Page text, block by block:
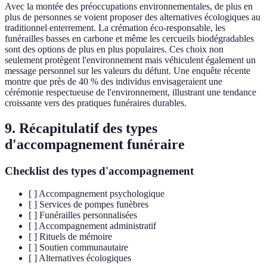
Avec la montée des préoccupations environnementales, de plus en
plus de personnes se voient proposer des alternatives écologiques au
traditionnel enterrement. La crémation éco-responsable, les
funérailles basses en carbone et même les cercueils biodégradables
sont des options de plus en plus populaires. Ces choix non
seulement protègent l'environnement mais véhiculent également un
message personnel sur les valeurs du défunt. Une enquête récente
montre que près de 40 % des individus envisageraient une
cérémonie respectueuse de l'environnement, illustrant une tendance
croissante vers des pratiques funéraires durables.
9. Récapitulatif des types
d'accompagnement funéraire
Checklist des types d'accompagnement
[ ] Accompagnement psychologique
[ ] Services de pompes funèbres
[ ] Funérailles personnalisées
[ ] Accompagnement administratif
[ ] Rituels de mémoire
[ ] Soutien communautaire
[ ] Alternatives écologiques